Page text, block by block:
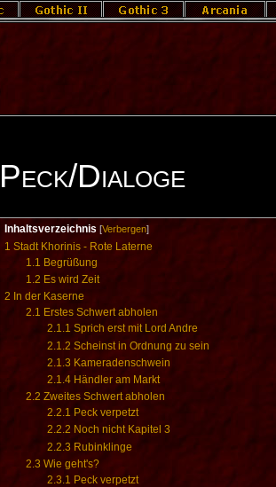
Peck/Dialoge
Inhaltsverzeichnis [Verbergen]
1 Stadt Khorinis - Rote Laterne
1.1 Begrüßung
1.2 Es wird Zeit
2 In der Kaserne
2.1 Erstes Schwert abholen
2.1.1 Sprich erst mit Lord Andre
2.1.2 Scheinst in Ordnung zu sein
2.1.3 Kameradenschwein
2.1.4 Händler am Markt
2.2 Zweites Schwert abholen
2.2.1 Peck verpetzt
2.2.2 Noch nicht Kapitel 3
2.2.3 Rubinklinge
2.3 Wie geht's?
2.3.1 Peck verpetzt